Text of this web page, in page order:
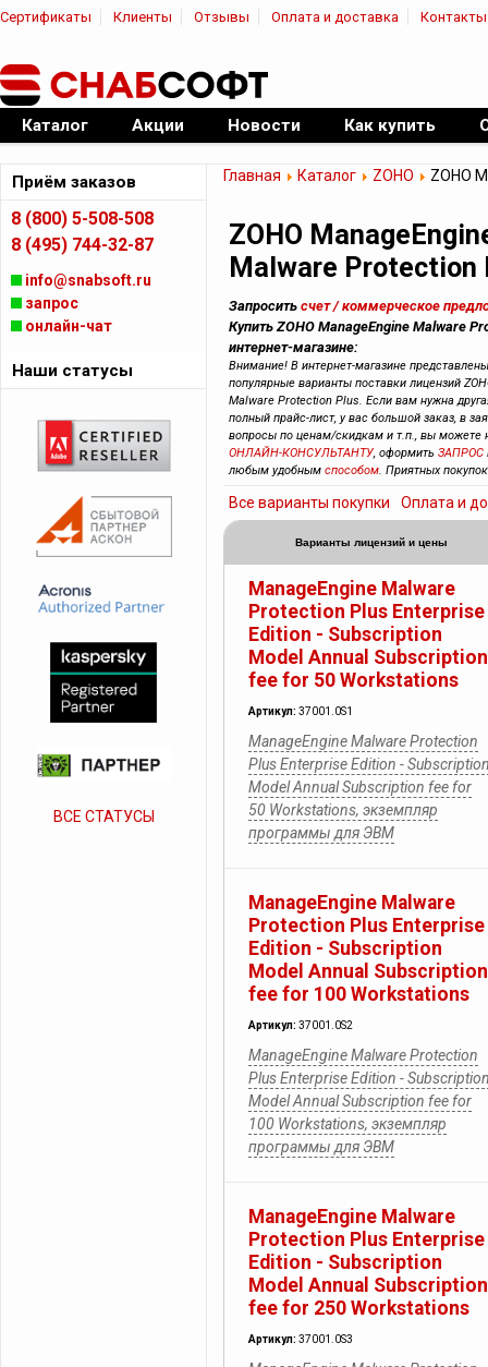
Сертификаты Клиенты Отзывы Оплата и доставка Контакты
Официальный дилер ПО
Каталог Акции Новости Как купить
Главная Каталог ZOHO ZOHO
ZOHO
Malware Protection
Запросить счет / коммерческое
Купить ZOHO ManageEngine Malware
интернет-магазине:
Внимание! В интернет-магазине
популярные варианты поставки лицензий
Malware Protection Plus. Если вам нужна
полный прайс-лист, у вас большой заказ, в
вопросы по ценам/скидкам и т.п., вы можете
ОНЛАЙН-КОНСУЛЬТАНТУ, оформить ЗАПРОС
любым удобным способом. Приятных
Все варианты покупки Оплата и
Варианты лицензий и цены
ManageEngine Malware
Protection Plus Enterprise
Edition - Subscription
Model Annual Subscription
fee for 50 Workstations
Артикул: 37001.0S1
ManageEngine Malware Protection
Plus Enterprise Edition -
Model Annual Subscription fee for
50 Workstations, экземпляр
программы для ЭВМ
ManageEngine Malware
Protection Plus Enterprise
Edition - Subscription
Model Annual Subscription
fee for 100 Workstations
Артикул: 37001.0S2
ManageEngine Malware Protection
Plus Enterprise Edition -
Model Annual Subscription fee for
100 Workstations, экземпляр
программы для ЭВМ
ManageEngine Malware
Protection Plus Enterprise
Edition - Subscription
Model Annual Subscription
fee for 250 Workstations
Артикул: 37001.0S3
Приём заказов
8 (800) 5-508-508
8 (495) 744-32-87
info@snabsoft.ru
запрос
онлайн-чат
Наши статусы
ВСЕ СТАТУСЫ